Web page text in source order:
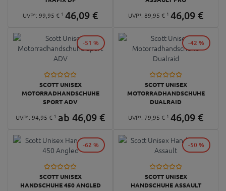
UVP¹: 99, 95 € 1 46,09€
UVP¹: 89, 95 € 1 46,09€
SCOTT UNISEX
MOTORRADHANDSCHUHE
SPORT ADV
UVP¹: 94, 95 € 1 ab 46,09€
-51 %
SCOTT UNISEX
MOTORRADHANDSCHUHE
DUALRAID
UVP¹: 79, 95 € 1 46,09€
-42 %
SCOTT UNISEX
HANDSCHUHE 450 ANGLED
-62 %
SCOTT UNISEX
HANDSCHUHE ASSAULT
-50 %